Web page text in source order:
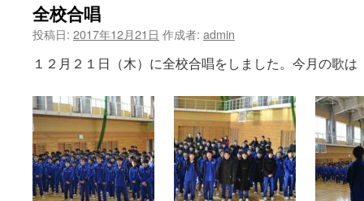
全校合唱
投稿日: 2017年12月21日 作成者: admin
１２月２１日（木）に全校合唱をしました。今月の歌は